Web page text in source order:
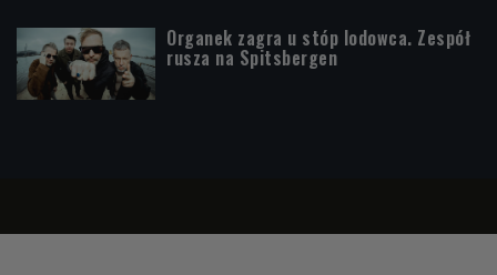
Organek zagra u stóp lodowca. Zespół
rusza na Spitsbergen